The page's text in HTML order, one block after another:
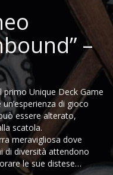
–
primo Unique Deck Game
di gioco
essere alterato,
scatola.
meravigliosa dove
di diversità attendono
le sue distese…